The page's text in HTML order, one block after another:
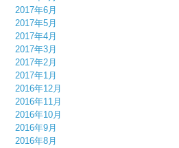
2017年6月
2017年5月
2017年4月
2017年3月
2017年2月
2017年1月
2016年12月
2016年11月
2016年10月
2016年9月
2016年8月